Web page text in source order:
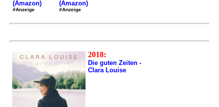
(Amazon)
#Anzeige
(Amazon)
#Anzeige
2018:
Die guten Zeiten -
Clara Louise